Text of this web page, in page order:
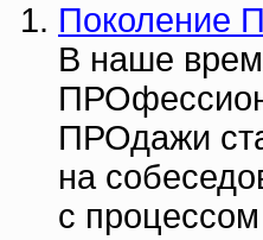
Поколение
В наше
ПРОдажи
на
с